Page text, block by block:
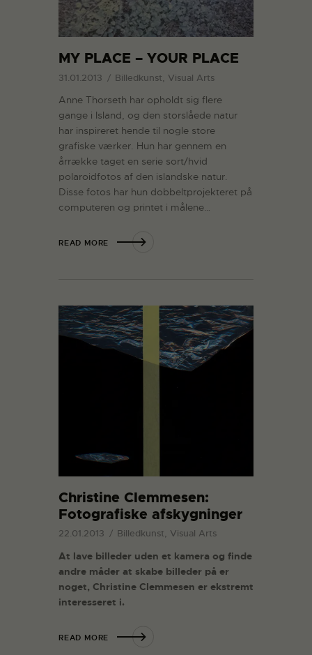
MY PLACE – YOUR PLACE
31.01.2013 Billedkunst, Visual Arts
Anne Thorseth har opholdt sig flere
gange i Island, og den storslåede natur
har inspireret hende til nogle store
grafiske værker. Hun har gennem en
årrække taget en serie sort/hvid
polaroidfotos af den islandske natur.
Disse fotos har hun dobbeltprojekteret på
computeren og printet i målene…
READ MORE
Christine Clemmesen:
Fotografiske afskygninger
22.01.2013 Billedkunst, Visual Arts
At lave billeder uden et kamera og finde
andre måder at skabe billeder på er
noget, Christine Clemmesen er ekstremt
interesseret i.
READ MORE